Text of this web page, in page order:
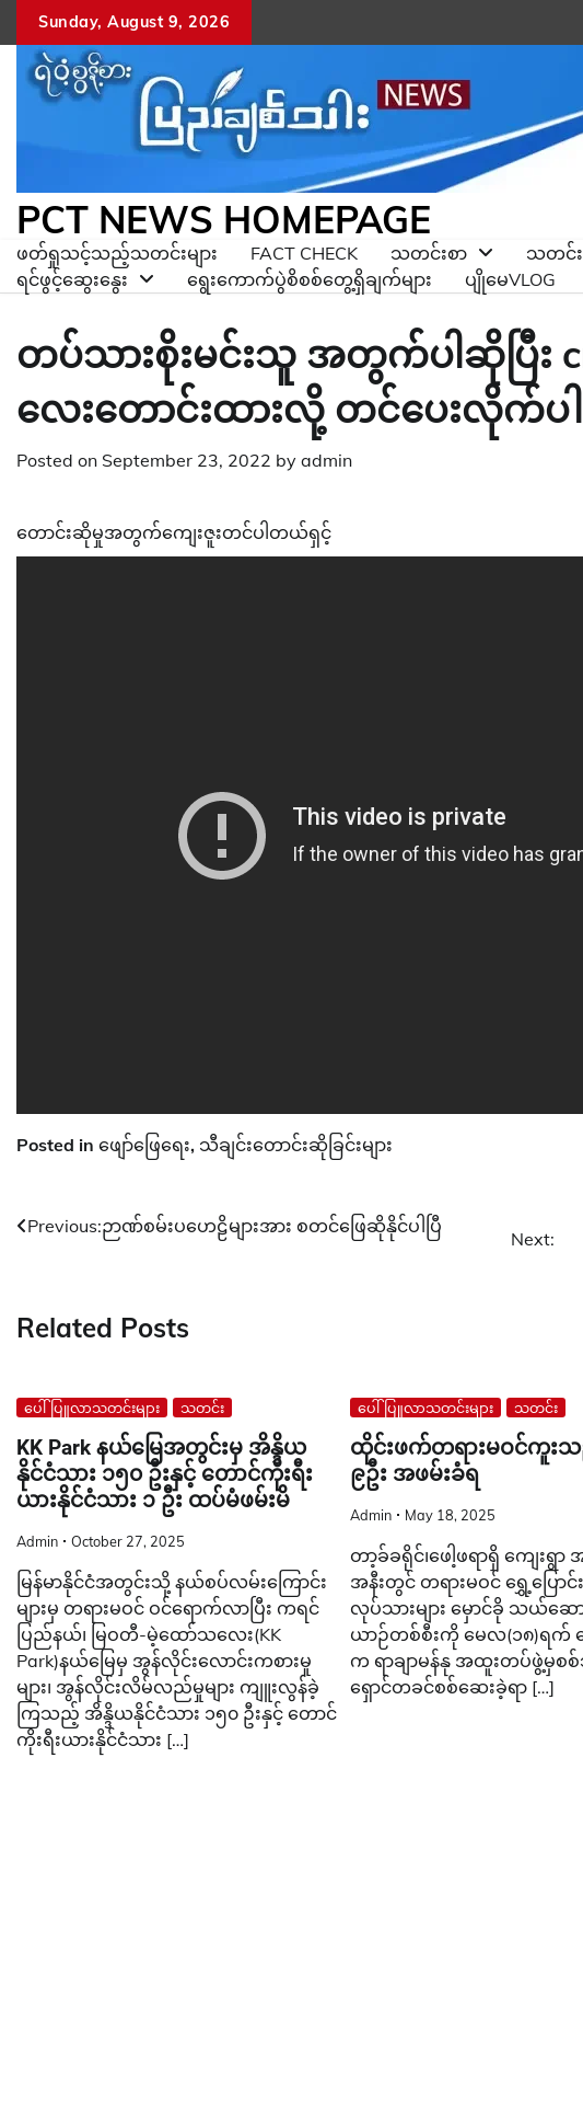
content
Sunday, August 9, 2026
PCT NEWS HOMEPAGE
ဖတ်ရှုသင့်သည့်သတင်းများ FACT CHECK သတင်းစာ သတင်း
ရင်ဖွင့်ဆွေးနွေး
ရွေးကောက်ပွဲစိစစ်တွေ့ရှိချက်များ ပျိုမေVLOG
တပ်သားစိုးမင်းသူ အတွက်ပါဆိုပြီး
လေးတောင်းထားလို့ တင်ပေးလိုက်ပါ
Posted on September 23, 2022 by admin
တောင်းဆိုမှုအတွက်ကျေးဇူးတင်ပါတယ်ရှင့်
Posted in ဖျော်ဖြေရေး, သီချင်းတောင်းဆိုခြင်းများ
Post
Previous:ဉာဏ်စမ်းပဟေဠိများအား စတင်ဖြေဆိုနိုင်ပါပြီ
Next:
Related Posts
ပေါ်ပြူလာသတင်းများ သတင်း
KK Park နယ်မြေအတွင်းမှ အိန္ဒိယ
နိုင်ငံသား ၁၅၀ ဦးနှင့် တောင်ကိုးရီး
ယားနိုင်ငံသား ၁ ဦး ထပ်မံဖမ်းမိ
Admin October 27, 2025
မြန်မာနိုင်ငံအတွင်းသို့ နယ်စပ်လမ်းကြောင်း
များမှ တရားမဝင် ဝင်ရောက်လာပြီး ကရင်
ပြည်နယ်၊ မြဝတီ-မဲ့ထော်သလေး(KK
Park)နယ်မြေမှ အွန်လိုင်းလောင်းကစားမှု
များ၊ အွန်လိုင်းလိမ်လည်မှုများ ကျူးလွန်ခဲ့
ကြသည့် အိန္ဒိယနိုင်ငံသား ၁၅၀ ဦးနှင့် တောင်
ကိုးရီးယားနိုင်ငံသား […]
ပေါ်ပြူလာသတင်းများ သတင်း
ထိုင်းဖက်တရားမဝင်ကူးသ
၉ဦး အဖမ်းခံရ
Admin May 18, 2025
တာ့ခ်ခရိုင်၊ဖေါ့ဖရာရှိ ကျေးရွ
အနီးတွင် တရားမဝင် ရွှေ့ပြောင်း
လုပ်သားများ မှောင်ခို သယ်ဆ
ယာဉ်တစ်စီးကို မေလ(၁၈)ရက်
က ရာချာမန်နု အထူးတပ်ဖွဲ့မှစ
ရှောင်တခင်စစ်ဆေးခဲ့ရာ […]